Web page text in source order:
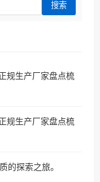
搜索
规生产厂家盘点梳
规生产厂家盘点梳
的探索之旅。